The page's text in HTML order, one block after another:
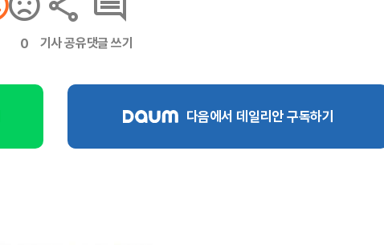
0 기사 공유댓글 쓰기
다음에서 데일리안 구독하기